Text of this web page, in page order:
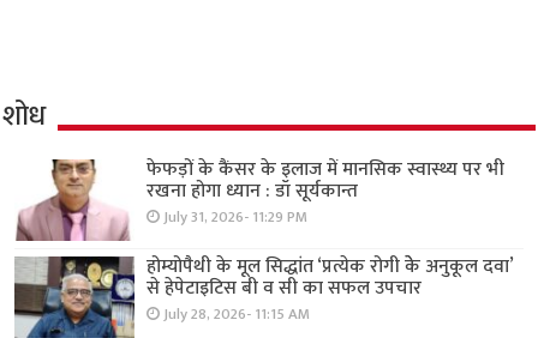
शोध
फेफड़ों के कैंसर के इलाज में मानसिक स्वास्थ्य पर भी
रखना होगा ध्यान : डॉ सूर्यकान्त
July 31, 2026- 11:29 PM
होम्योपैथी के मूल सिद्धांत ‘प्रत्येक रोगी केे अनुकूल दवा’
से हेपेटाइटिस बी व सी का सफल उपचार
July 28, 2026- 11:15 AM